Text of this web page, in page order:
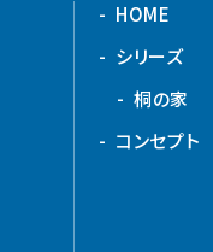
HOME
シリーズ
桐の家
コンセプト